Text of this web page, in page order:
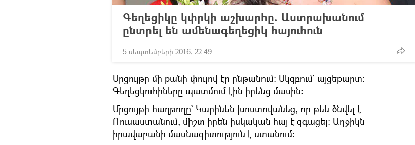
Գեղեցիկը կփրկի աշխարհը. Աստրախանում
ընտրել են ամենագեղեցիկ հայուհուն
5 սեպտեմբերի 2016, 22:49
Մրցույթը մի քանի փուլով էր ընթանում։ Սկզբում` այցեքարտ։
Գեղեցկուհիները պատմում էին իրենց մասին։
Մրցույթի հաղթողը` Կարինեն խոստովանեց, որ թեև ծնվել է
Ռուսաստանում, միշտ իրեն իսկական հայ է զգացել։ Աղջիկն
իրավաբանի մասնագիտություն է ստանում։